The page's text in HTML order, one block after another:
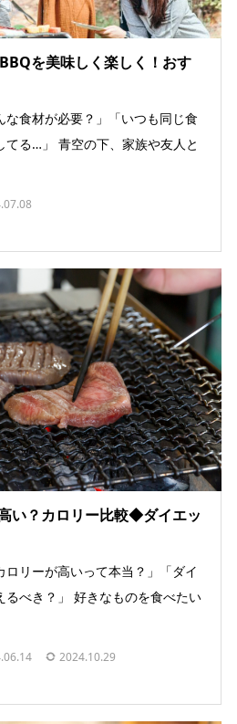
を美味しく楽しく！おす
な食材が必要？」「いつも同じ食
てる…」 青空の下、家族や友人と
い？カロリー比較◆ダイエッ
ロリーが高いって本当？」「ダイ
るべき？」 好きなものを食べたい
2024.10.29